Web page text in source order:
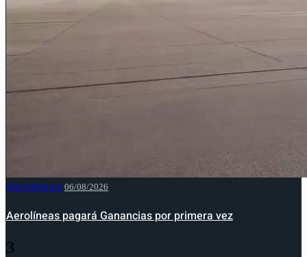
NACIONALES 06/08/2026
Aerolíneas pagará Ganancias por primera vez
3